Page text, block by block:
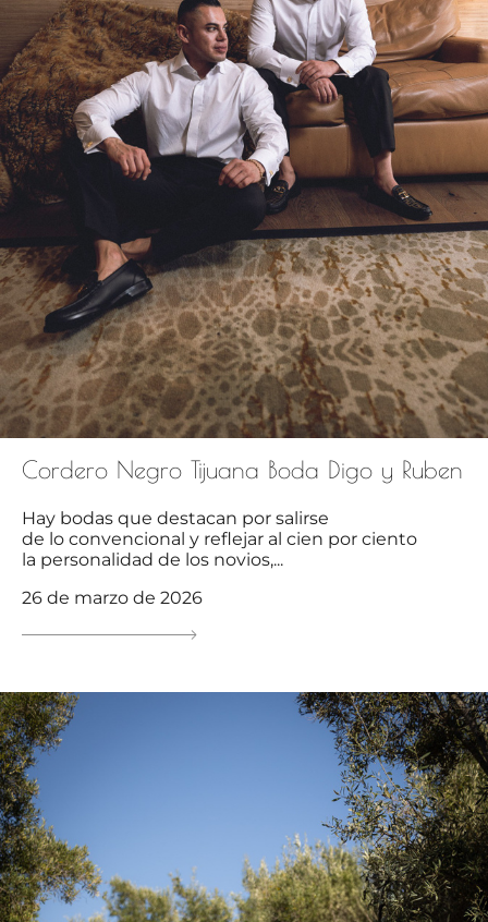
Cordero Negro Tijuana Boda Digo y Ruben
Hay bodas que destacan por salirse
de lo convencional y reflejar al cien por ciento
la personalidad de los novios,...
26 de marzo de 2026